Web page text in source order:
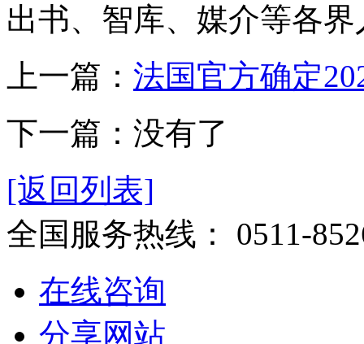
出书、智库、媒介等各
上一篇： 法国官方确定
下一篇：没有了
[返回列表]
全国服务热线： 0511-
在线咨询
分享网站